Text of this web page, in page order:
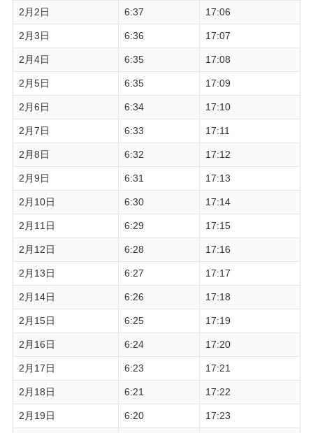
2月2日 6:37 17:06
2月3日 6:36 17:07
2月4日 6:35 17:08
2月5日 6:35 17:09
2月6日 6:34 17:10
2月7日 6:33 17:11
2月8日 6:32 17:12
2月9日 6:31 17:13
2月10日 6:30 17:14
2月11日 6:29 17:15
2月12日 6:28 17:16
2月13日 6:27 17:17
2月14日 6:26 17:18
2月15日 6:25 17:19
2月16日 6:24 17:20
2月17日 6:23 17:21
2月18日 6:21 17:22
2月19日 6:20 17:23